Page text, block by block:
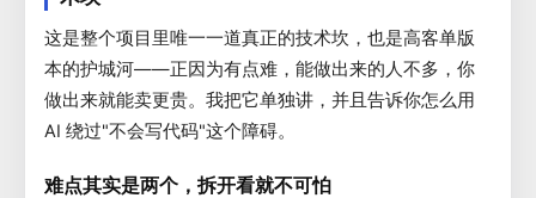
这是整个项目里唯一一道真正的技术坎，也是高客单版
本的护城河——正因为有点难，能做出来的人不多，你
做出来就能卖更贵。我把它单独讲，并且告诉你怎么用
AI 绕过"不会写代码"这个障碍。
难点其实是两个，拆开看就不可怕